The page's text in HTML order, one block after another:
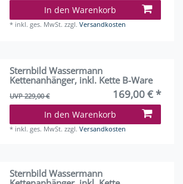
In den Warenkorb
* inkl. ges. MwSt. zzgl.Versandkosten
Sternbild Wassermann
Kettenanhänger, inkl. Kette B-Ware
UVP 229,00 € 169,00 € *
In den Warenkorb
* inkl. ges. MwSt. zzgl.Versandkosten
Sternbild Wassermann